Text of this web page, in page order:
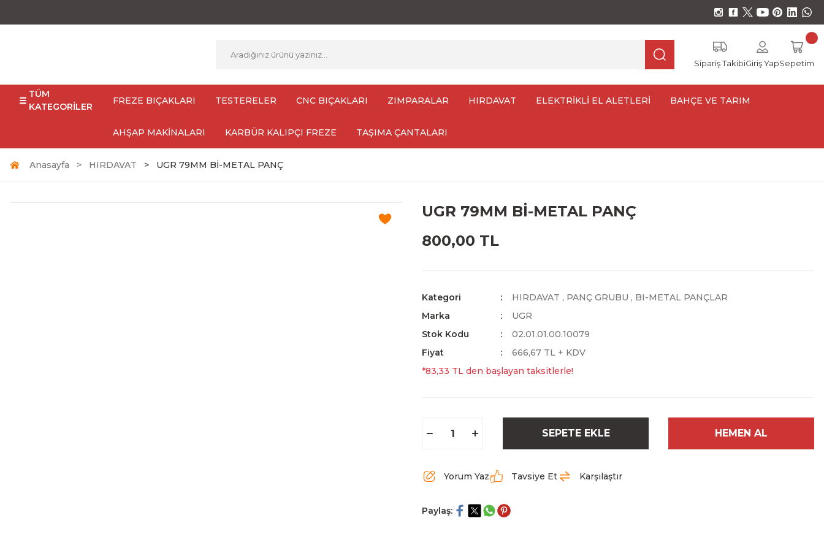
Sipariş TakibiGiriş YapSepetim
TÜM
KATEGORİLER
FREZE BIÇAKLARI TESTERELER CNC BIÇAKLARI ZIMPARALAR HIRDAVAT ELEKTRİKLİ EL ALETLERİ BAHÇE VE TARIM
AHŞAP MAKİNALARI KARBÜR KALIPÇI FREZE TAŞIMA ÇANTALARI
Anasayfa HIRDAVAT UGR 79MM Bİ-METAL PANÇ
UGR 79MM Bİ-METAL PANÇ
800,00 TL
Kategori HIRDAVAT , PANÇ GRUBU , BI-METAL PANÇLAR
Marka
UGR
Stok Kodu
02.01.01.00.10079
Fiyat
666,67 TL + KDV
*83,33 TL den başlayan taksitlerle!
SEPETE EKLE HEMEN AL
Yorum Yaz Tavsiye Et Karşılaştır
Paylaş: